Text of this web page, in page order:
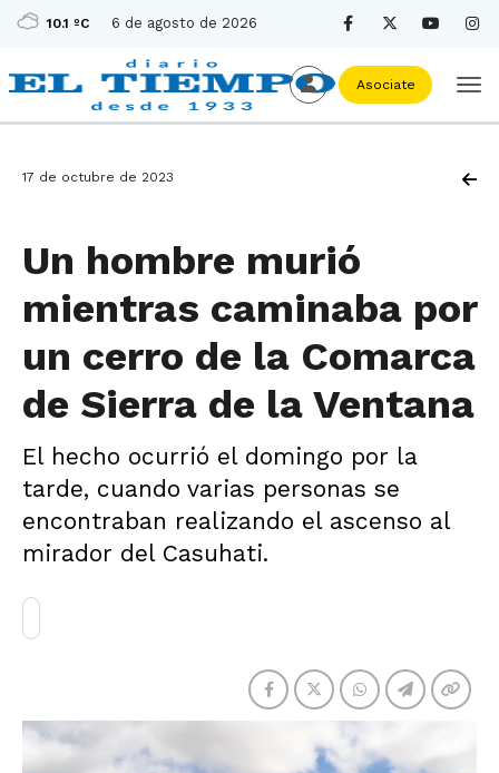
10.1 ºC 6 de agosto de 2026
Asociate
17 de octubre de 2023
Un hombre murió
mientras caminaba por
un cerro de la Comarca
de Sierra de la Ventana
El hecho ocurrió el domingo por la
tarde, cuando varias personas se
encontraban realizando el ascenso al
mirador del Casuhati.